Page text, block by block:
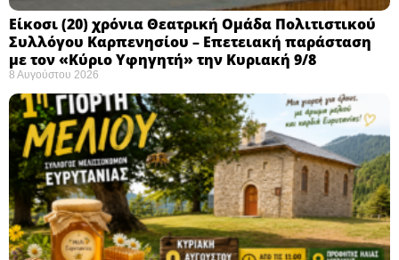
Eίκοσι (20) χρόνια Θεατρική Ομάδα Πολιτιστικού
Συλλόγου Καρπενησίου – Επετειακή παράσταση
με τον «Κύριο Υφηγητή» την Κυριακή 9/8
8 Αυγούστου 2026